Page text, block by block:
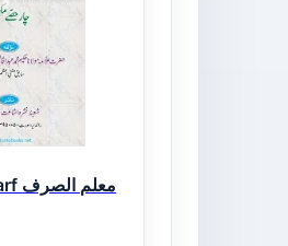
Muallim us Sarf معلم الصرف